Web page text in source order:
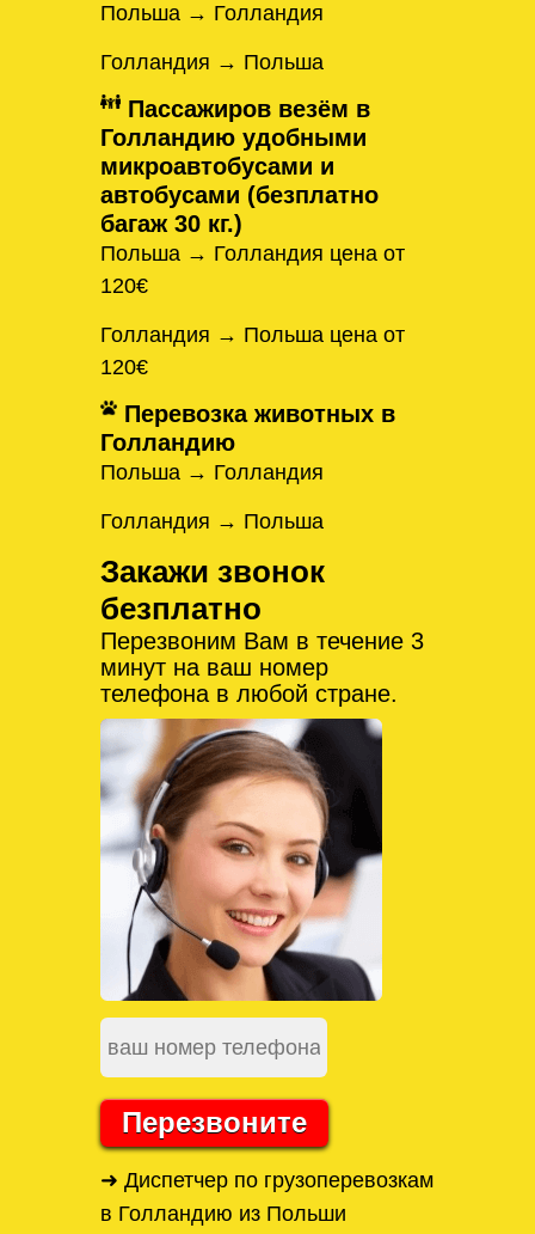
Польша → Голландия
Голландия → Польша
Пассажиров везём в
Голландию удобными
микроавтобусами и
автобусами (безплатно
багаж 30 кг.)
Польша → Голландия цена от
120€
Голландия → Польша цена от
120€
Перевозка животных в
Голландию
Польша → Голландия
Голландия → Польша
Закажи звонок
безплатно
Перезвоним Вам в течение 3
минут на ваш номер
телефона в любой стране.
Перезвоните
➜ Диспетчер по грузоперевозкам
в Голландию из Польши